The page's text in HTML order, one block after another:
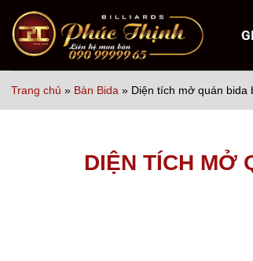
qua
Trang chủ » Bàn Bida » Diện tích mở quán bida
DIỆN TÍCH MỞ